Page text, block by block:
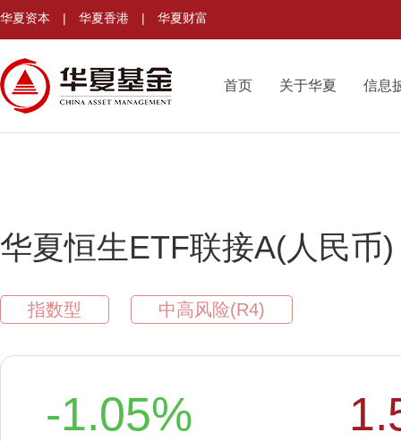
华夏资本 | 华夏香港 | 华夏财富
首页 关于华夏 信息
华夏恒生ETF联接A(人民币)
指数型 中高风险(R4)
-1.05%